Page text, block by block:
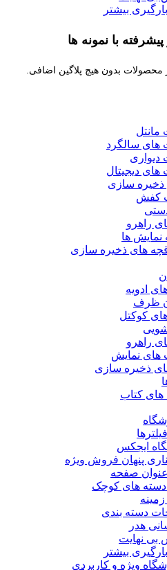
بیشتر
با نمونه ها
محصولات بدون هیچ پلاگین اضافی.
سالگرد
دیجیتال
سازی
کفش
راهرو
ها
های ذخیره سازی
ادویه
ظرف
کوکتل
راهرو
های نمایش
ذخیره سازی
کتاب
ایجکس
پنهان فروش ویژه
صفحه
های کوچک
دسته بندی
هدر
بی نهایت
بیشتر
ویژه و کاربردی